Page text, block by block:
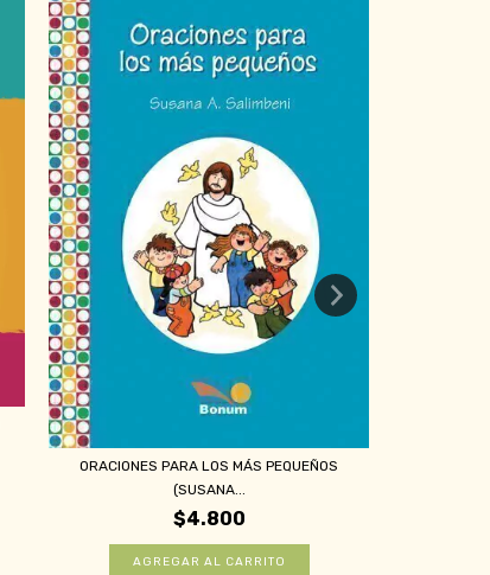
ORACIONES PARA LOS MÁS PEQUEÑOS
(SUSANA...
$4.800